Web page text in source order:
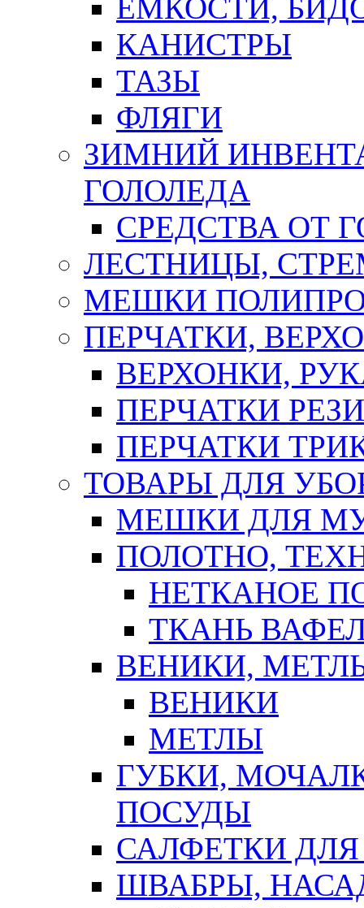
ЕМКОСТИ,
КАНИСТРЫ
ТАЗЫ
ФЛЯГИ
ЗИМНИЙ
ГОЛОЛЕДА
СРЕДСТВА ОТ
ЛЕСТНИЦЫ,
МЕШКИ
ПЕРЧАТКИ,
ВЕРХОНКИ,
ПЕРЧАТКИ
ПЕРЧАТКИ
ТОВАРЫ ДЛЯ
МЕШКИ ДЛЯ
ПОЛОТНО,
НЕТКАНОЕ
ТКАНЬ
ВЕНИКИ,
ВЕНИКИ
МЕТЛЫ
ГУБКИ,
ПОСУДЫ
САЛФЕТКИ
ШВАБРЫ,